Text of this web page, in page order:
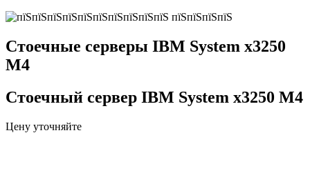
Стоечные серверы IBM System x3250
M4
Стоечный сервер IBM System x3250 M4
Цену уточняйте